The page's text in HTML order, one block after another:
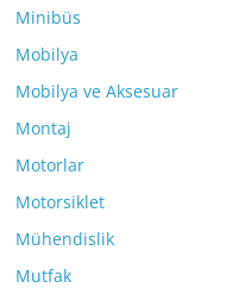
Minibüs
Mobilya
Mobilya ve Aksesuar
Montaj
Motorlar
Motorsiklet
Mühendislik
Mutfak